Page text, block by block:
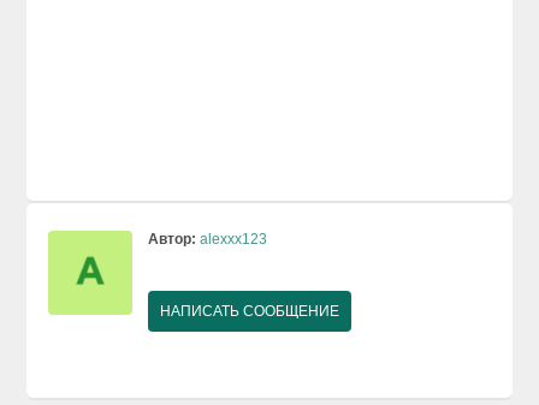
Автор: alexxx123
НАПИСАТЬ СООБЩЕНИЕ